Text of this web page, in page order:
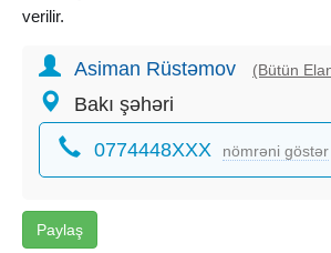
verilir.
Mənzil tam yaşayışa hazırdır və yüksək
olunub:
Mətbəx və məişət texnikası:
* Kondisioner
Asiman Rüstəmov (Bütün
Bakı şəhəri
0774448XXX nömrəni göstər
Paylaş